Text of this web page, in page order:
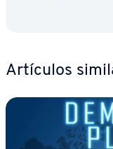
Artículos